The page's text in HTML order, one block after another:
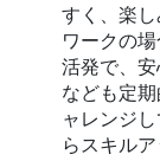
すく、楽
ワークの
活発で、
なども定
ャレンジ
らスキル